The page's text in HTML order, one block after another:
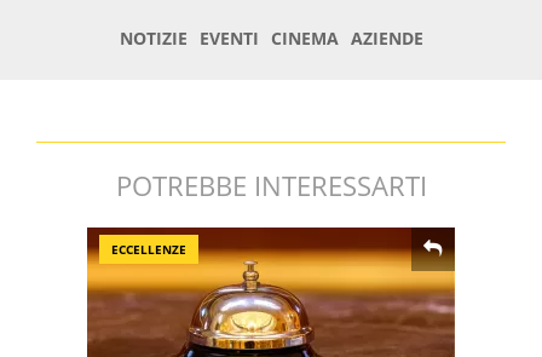
POTREBBE INTERESSARTI
ECCELLENZE